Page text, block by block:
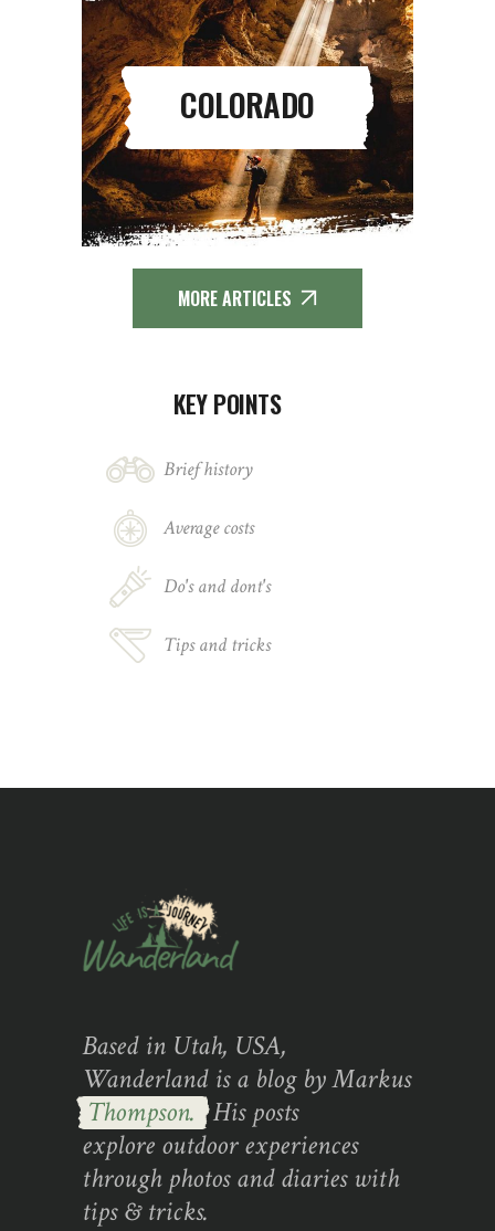
COLORADO
MORE ARTICLES
KEY POINTS
Brief history
Average costs
Do's and dont's
Tips and tricks
Based in Utah, USA,
Wanderland is a blog by Markus
Thompson. His posts
explore outdoor experiences
through photos and diaries with
tips & tricks.